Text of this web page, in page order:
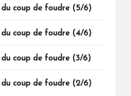
du coup de foudre (5/6)
du coup de foudre (4/6)
du coup de foudre (3/6)
du coup de foudre (2/6)